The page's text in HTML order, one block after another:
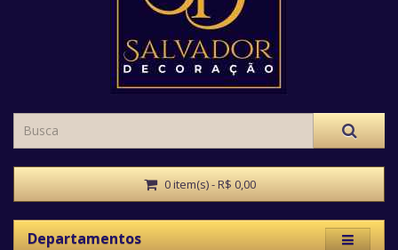
0 item(s) - R$ 0,00
Departamentos